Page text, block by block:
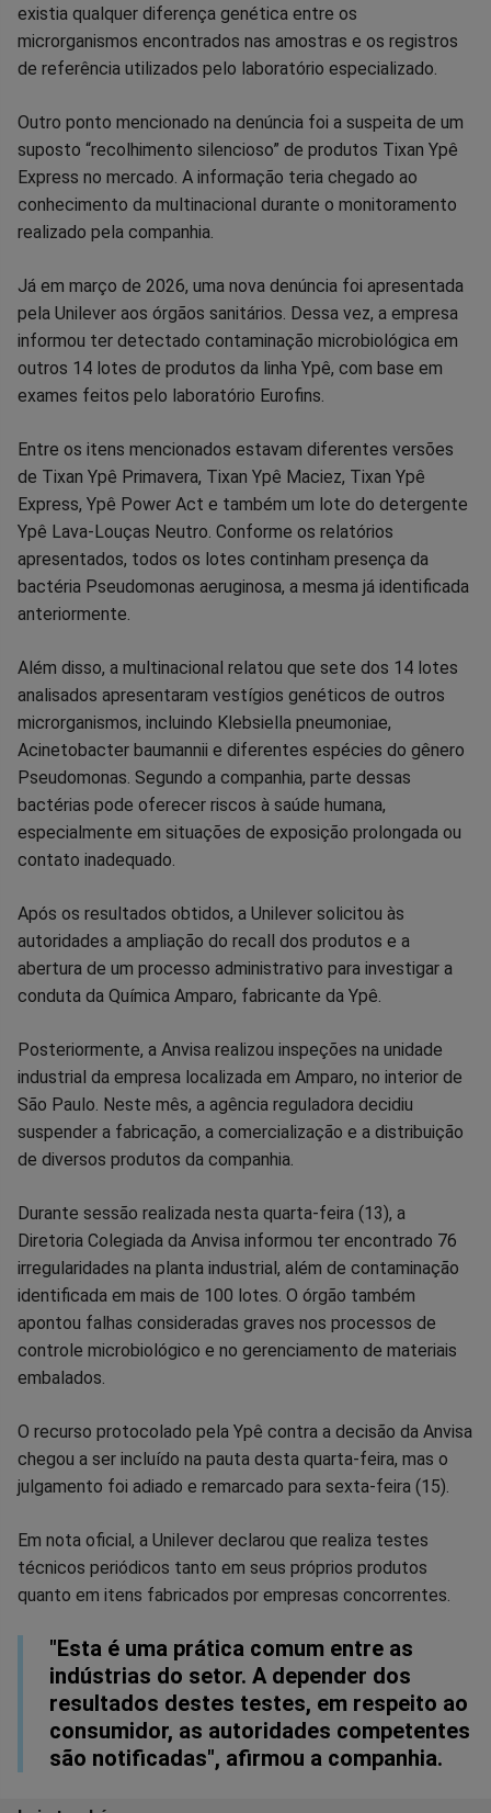
existia qualquer diferença genética entre os
microrganismos encontrados nas amostras e os registros
de referência utilizados pelo laboratório especializado.
Outro ponto mencionado na denúncia foi a suspeita de um
suposto “recolhimento silencioso” de produtos Tixan Ypê
Express no mercado. A informação teria chegado ao
conhecimento da multinacional durante o monitoramento
realizado pela companhia.
Já em março de 2026, uma nova denúncia foi apresentada
pela Unilever aos órgãos sanitários. Dessa vez, a empresa
informou ter detectado contaminação microbiológica em
outros 14 lotes de produtos da linha Ypê, com base em
exames feitos pelo laboratório Eurofins.
Entre os itens mencionados estavam diferentes versões
de Tixan Ypê Primavera, Tixan Ypê Maciez, Tixan Ypê
Express, Ypê Power Act e também um lote do detergente
Ypê Lava-Louças Neutro. Conforme os relatórios
apresentados, todos os lotes continham presença da
bactéria Pseudomonas aeruginosa, a mesma já identificada
anteriormente.
Além disso, a multinacional relatou que sete dos 14 lotes
analisados apresentaram vestígios genéticos de outros
microrganismos, incluindo Klebsiella pneumoniae,
Acinetobacter baumannii e diferentes espécies do gênero
Pseudomonas. Segundo a companhia, parte dessas
bactérias pode oferecer riscos à saúde humana,
especialmente em situações de exposição prolongada ou
contato inadequado.
Após os resultados obtidos, a Unilever solicitou às
autoridades a ampliação do recall dos produtos e a
abertura de um processo administrativo para investigar a
conduta da Química Amparo, fabricante da Ypê.
Posteriormente, a Anvisa realizou inspeções na unidade
industrial da empresa localizada em Amparo, no interior de
São Paulo. Neste mês, a agência reguladora decidiu
suspender a fabricação, a comercialização e a distribuição
de diversos produtos da companhia.
Durante sessão realizada nesta quarta-feira (13), a
Diretoria Colegiada da Anvisa informou ter encontrado 76
irregularidades na planta industrial, além de contaminação
identificada em mais de 100 lotes. O órgão também
apontou falhas consideradas graves nos processos de
controle microbiológico e no gerenciamento de materiais
embalados.
O recurso protocolado pela Ypê contra a decisão da Anvisa
chegou a ser incluído na pauta desta quarta-feira, mas o
julgamento foi adiado e remarcado para sexta-feira (15).
Em nota oficial, a Unilever declarou que realiza testes
técnicos periódicos tanto em seus próprios produtos
quanto em itens fabricados por empresas concorrentes.
"Esta é uma prática comum entre as
indústrias do setor. A depender dos
resultados destes testes, em respeito ao
consumidor, as autoridades competentes
são notificadas", afirmou a companhia.